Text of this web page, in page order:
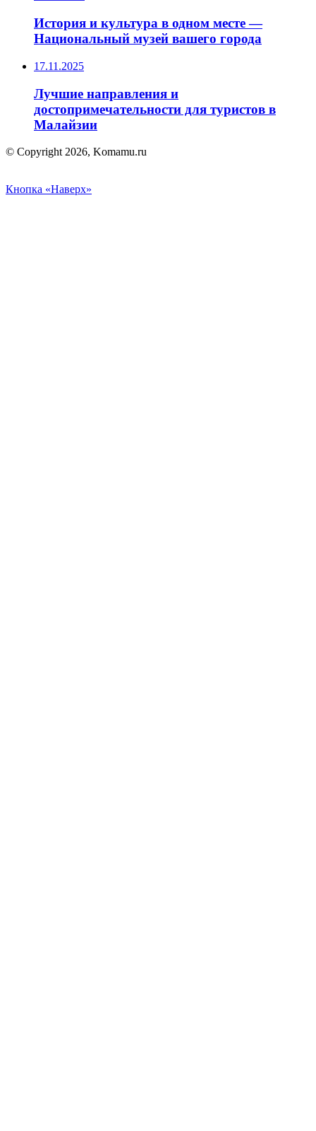
История и культура в одном месте —
Национальный музей вашего города
17.11.2025
Лучшие направления и
достопримечательности для туристов в
Малайзии
© Copyright 2026, Komamu.ru
Кнопка «Наверх»